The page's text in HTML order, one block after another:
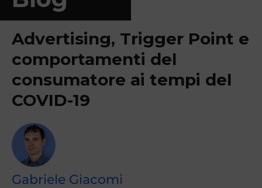
Advertising, Trigger Point e
comportamenti del
consumatore ai tempi del
COVID-19
Gabriele Giacomi